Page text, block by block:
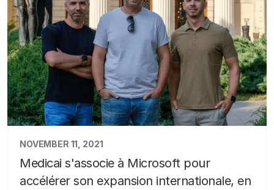
NOVEMBER 11, 2021
Medicai s'associe à Microsoft pour
accélérer son expansion internationale, en